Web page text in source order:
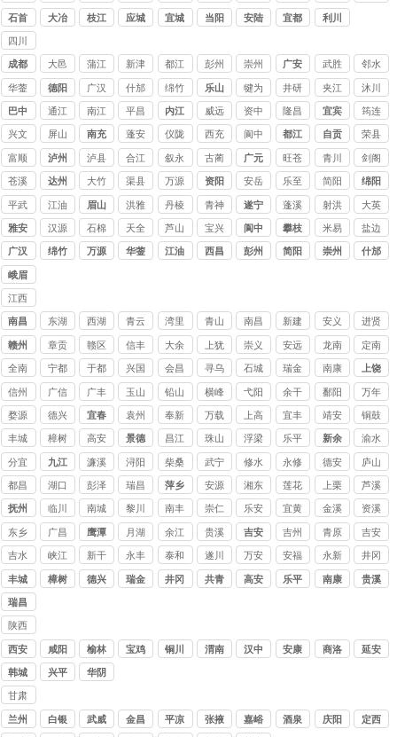
口
石首 大冶 枝江 应城 宜城 当阳 安陆 宜都 利川
四川
讨债
公司
成都 大邑 蒲江 新津
都江
堰
彭州 崇州 广安 武胜 邻水
华蓥 德阳 广汉 什邡 绵竹 乐山 犍为 井研 夹江 沐川
巴中 通江 南江 平昌 内江 威远 资中 隆昌 宜宾 筠连
兴文 屏山 南充 蓬安 仪陇 西充 阆中
都江
堰
自贡 荣县
富顺 泸州 泸县 合江 叙永 古蔺 广元 旺苍 青川 剑阁
苍溪 达州 大竹 渠县 万源 资阳 安岳 乐至 简阳 绵阳
平武 江油 眉山 洪雅 丹棱 青神 遂宁 蓬溪 射洪 大英
雅安 汉源 石棉 天全 芦山 宝兴 阆中
攀枝
花
米易 盐边
广汉 绵竹 万源 华蓥 江油 西昌 彭州 简阳 崇州 什邡
峨眉
山
江西
讨债
公司
南昌 东湖 西湖 青云 湾里 青山 南昌 新建 安义 进贤
赣州 章贡 赣区 信丰 大余 上犹 崇义 安远 龙南 定南
全南 宁都 于都 兴国 会昌 寻乌 石城 瑞金 南康 上饶
信州 广信 广丰 玉山 铅山 横峰 弋阳 余干 鄱阳 万年
婺源 德兴 宜春 袁州 奉新 万载 上高 宜丰 靖安 铜鼓
丰城 樟树 高安
景德
镇
昌江 珠山 浮梁 乐平 新余 渝水
分宜 九江 濂溪 浔阳 柴桑 武宁 修水 永修 德安 庐山
都昌 湖口 彭泽 瑞昌 萍乡 安源 湘东 莲花 上栗 芦溪
抚州 临川 南城 黎川 南丰 崇仁 乐安 宜黄 金溪 资溪
东乡 广昌 鹰潭 月湖 余江 贵溪 吉安 吉州 青原 吉安
吉水 峡江 新干 永丰 泰和 遂川 万安 安福 永新
井冈
山
丰城 樟树 德兴 瑞金
井冈
共青
高安 乐平 南康 贵溪
瑞昌
陕西
讨债
公司
西安 咸阳 榆林 宝鸡 铜川 渭南 汉中 安康 商洛 延安
韩城 兴平 华阴
甘肃
讨债
公司
兰州 白银 武威 金昌 平凉 张掖
嘉峪
酒泉 庆阳 定西